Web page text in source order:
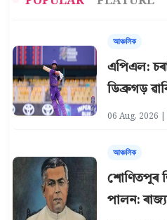
আঞ্চলিক
এপিএল:
ডিব্ৰুগড়
06 Aug, 2026
আঞ্চলিক
শোণিতপুৰ
পালন: